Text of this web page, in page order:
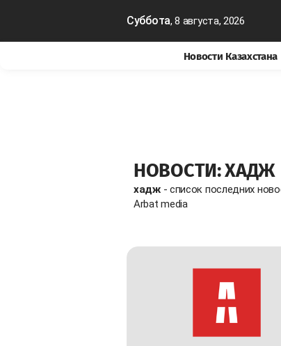
Суббота, 8 августа, 2026
Новости Казахстана
НОВОСТИ: ХАДЖ
хадж- список последних
Arbat media